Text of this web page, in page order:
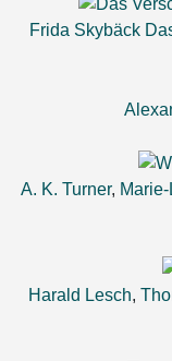
Frida Skybäck
A. K. Turner,
Harald Lesch,